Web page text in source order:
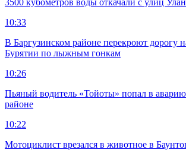
10:33
В Баргузинском районе перекроют дорогу
Бурятии по лыжным гонкам
10:26
Пьяный водитель «Тойоты» попал в
районе
10:22
Мотоциклист врезался в животное в